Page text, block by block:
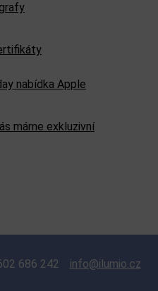
nabídka Apple
máme exkluzivní
686 242 info@ilumio.cz